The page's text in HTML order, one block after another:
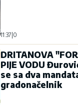
11:37 0
DRITANOVA
PIJE VODU
se sa dva
gradonačelnik